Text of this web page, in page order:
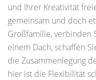
und Ihrer Kreativität
gemeinsam und doch
Großfamilie, verbinden
einem Dach, schaffen
die Zusammenlegung
hier ist die Flexibilität